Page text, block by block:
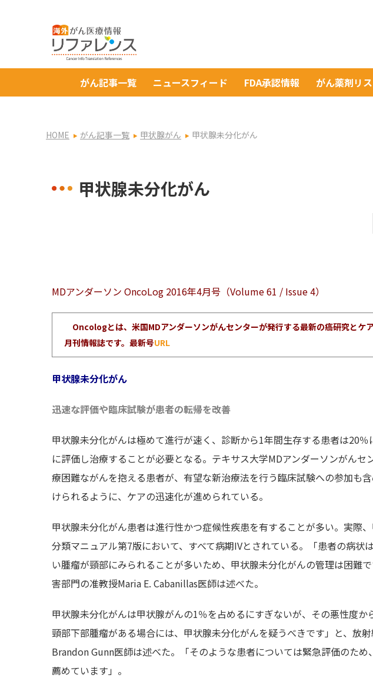
がん記事一覧 ニュースフィード FDA承認情報 がん薬剤リ
HOME がん記事一覧 甲状腺がん 甲状腺未分化がん
甲状腺未分化がん
MDアンダーソン OncoLog 2016年4月号（Volume 61 / Issue 4）
Oncologとは、米国MDアンダーソンがんセンターが発行する最新の癌研究とケ
月刊情報誌です。最新号URL
甲状腺未分化がん
迅速な評価や臨床試験が患者の転帰を改善
甲状腺未分化がんは極めて進行が速く、診断から1年間生存する患者は20
に評価し治療することが必要となる。テキサス大学MDアンダーソンがんセ
療困難ながんを抱える患者が、有望な新治療法を行う臨床試験への参加も
けられるように、ケアの迅速化が進められている。
甲状腺未分化がん患者は進行性かつ症候性疾患を有することが多い。実際
分類マニュアル第7版において、すべて病期IVとされている。「患者の病状
い腫瘤が頸部にみられることが多いため、甲状腺未分化がんの管理は困難
害部門の准教授Maria E. Cabanillas医師は述べた。
甲状腺未分化がんは甲状腺がんの1％を占めるにすぎないが、その悪性度
頸部下部腫瘤がある場合には、甲状腺未分化がんを疑うべきです」と、放
Brandon Gunn医師は述べた。「そのような患者については緊急評価のため
薦めています」。